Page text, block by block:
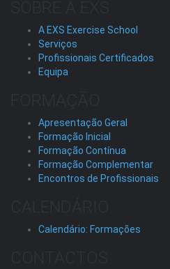
A EXS Exercise School
Serviços
Profissionais Certificados
Equipa
Apresentação Geral
Formação Inicial
Formação Contínua
Formação Complementar
Encontros de Profissionais
Calendário: Formações